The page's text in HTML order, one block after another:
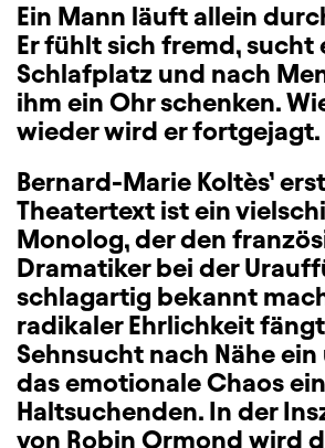
Ein Mann läuft allein
Er fühlt sich fremd, sucht
Schlafplatz und nach
ihm ein Ohr schenken.
wieder wird er fortgejagt.
Bernard-Marie Koltès’
Theatertext ist ein
Monolog, der den
Dramatiker bei der
schlagartig bekannt
radikaler Ehrlichkeit
Sehnsucht nach Nähe
das emotionale Chaos
Haltsuchenden. In der
von Robin Ormond wird